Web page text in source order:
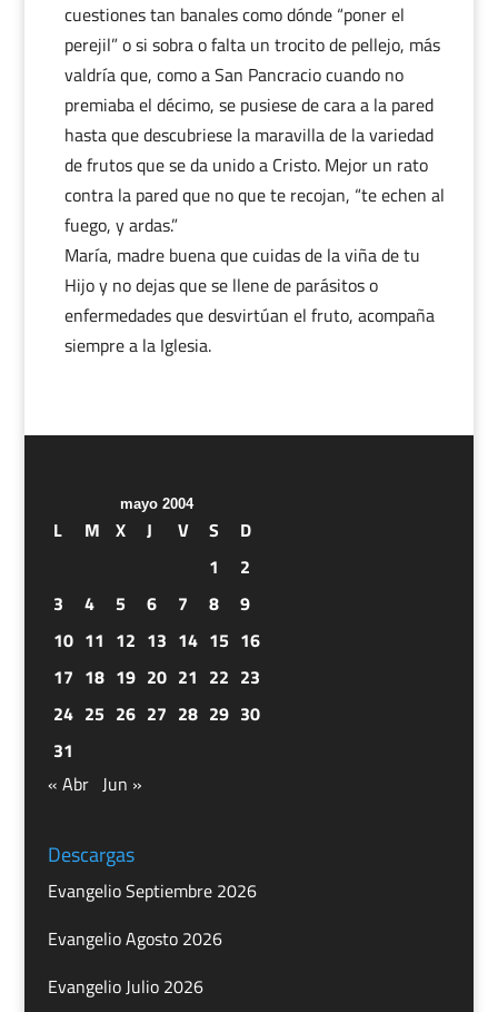
cuestiones tan banales como dónde “poner el
perejil” o si sobra o falta un trocito de pellejo, más
valdría que, como a San Pancracio cuando no
premiaba el décimo, se pusiese de cara a la pared
hasta que descubriese la maravilla de la variedad
de frutos que se da unido a Cristo. Mejor un rato
contra la pared que no que te recojan, “te echen al
fuego, y ardas.”
María, madre buena que cuidas de la viña de tu
Hijo y no dejas que se llene de parásitos o
enfermedades que desvirtúan el fruto, acompaña
siempre a la Iglesia.
mayo 2004
L M X J V S
D
1
2
3
4 5 6 7 8
9
10 11 12 13 14 15 16
17 18 19 20 21 22 23
24 25 26 27 28 29 30
31
« Abr Jun »
Descargas
Evangelio Septiembre 2026
Evangelio Agosto 2026
Evangelio Julio 2026